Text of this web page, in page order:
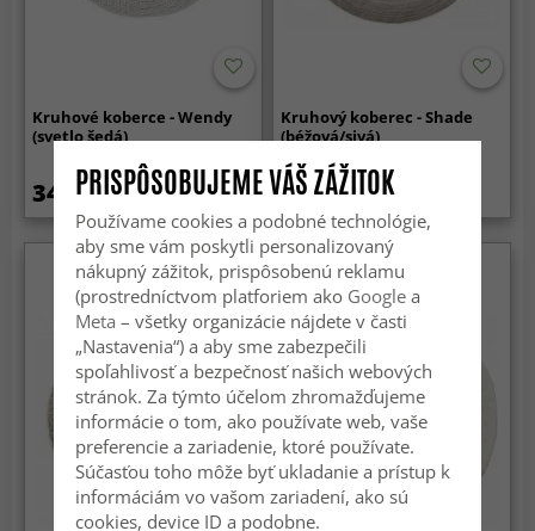
Kruhové koberce - Wendy
(svetlo šedá)
34.99 €
Kruhový koberec - Shade
(béžová/sivá)
72.99 € 169 €
PRISPÔSOBUJEME VÁŠ ZÁŽITOK
Používame cookies a podobné technológie,
aby sme vám poskytli personalizovaný
nákupný zážitok, prispôsobenú reklamu
(prostredníctvom platforiem ako Googlea
Meta – všetky organizácie nájdete v časti
„Nastavenia“) a aby sme zabezpečili
spoľahlivosť a bezpečnosť našich webových
stránok. Za týmto účelom zhromažďujeme
informácie o tom, ako používate web, vaše
preferencie a zariadenie, ktoré používate.
Súčasťou toho môže byť ukladanie a prístup k
informáciám vo vašom zariadení, ako sú
cookies, device ID a podobne.